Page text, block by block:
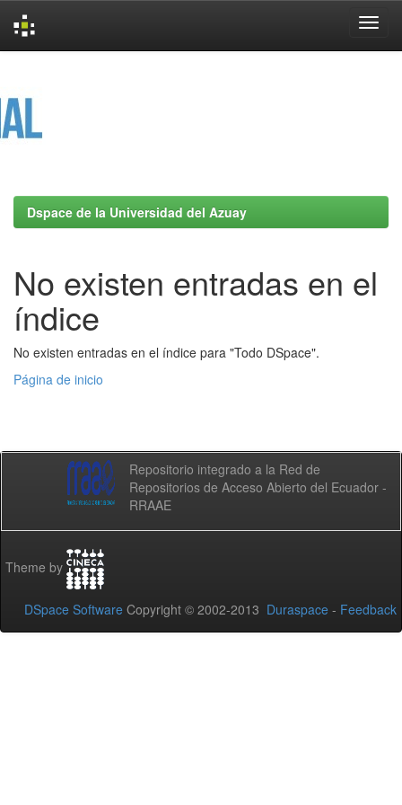
Dspace de la Universidad del Azuay
No existen entradas en el
índice
No existen entradas en el índice para "Todo DSpace".
Página de inicio
Repositorio integrado a la Red de
Repositorios de Acceso Abierto del Ecuador -
RRAAE
Theme by
DSpace Software Copyright © 2002-2013 Duraspace - Feedback